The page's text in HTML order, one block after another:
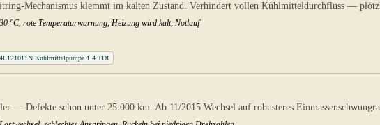
Mechanismus klemmt im kalten Zustand. Verhindert vollen Kühlmitteldurchfluss —
°C, rote Temperaturwarnung, Heizung wird kalt, Notlauf
Kühlmittelpumpe 1.4 TDI
— Defekte schon unter 25.000 km. Ab 11/2015 Wechsel auf robusteres